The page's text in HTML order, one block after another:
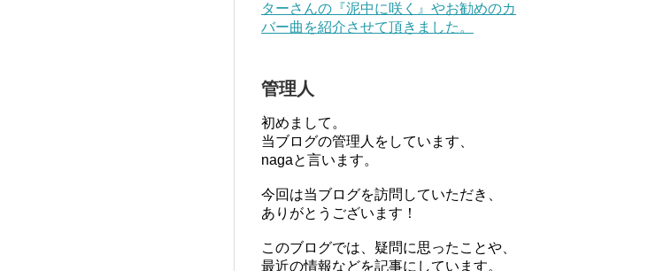
ターさんの『泥中に咲く』やお勧めのカ
バー曲を紹介させて頂きました。
管理人
初めまして。
当ブログの管理人をしています、
nagaと言います。
今回は当ブログを訪問していただき、
ありがとうございます！
このブログでは、疑問に思ったことや、
最近の情報などを記事にしています。